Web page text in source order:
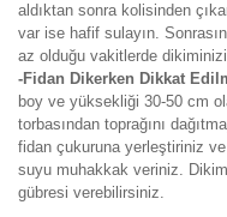
aldıktan sonra kolisinden
var ise hafif sulayın.
az olduğu vakitlerde
-Fidan Dikerken Dikkat
boy ve yüksekliği 30-50 cm
torbasından toprağını
fidan çukuruna yerleştiriniz
suyu muhakkak veriniz.
gübresi verebilirsiniz.